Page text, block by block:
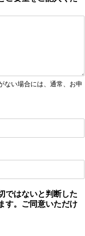
ない場合には、通常、お申
ではないと判断した
す。ご同意いただけ